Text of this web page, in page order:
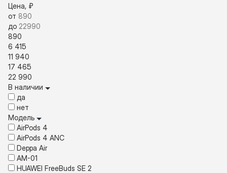
Цена, ₽
от
до
890
6 415
11 940
17 465
22 990
В наличии
да
нет
Модель
AirPods 4
AirPods 4 ANC
Deppa Air
AM-01
HUAWEI FreeBuds SE 2